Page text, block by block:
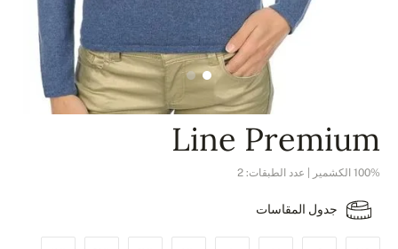
Line Premium
100% الكشمير | عدد الطبقات: 2
جدول المقاسات